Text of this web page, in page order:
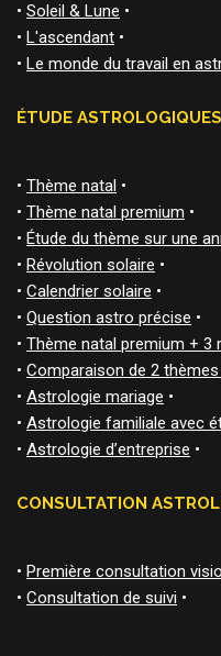
• Soleil & Lune •
• L'ascendant •
• Le monde du travail en
ÉTUDE ASTROLOGIQUES
• Thème natal •
• Thème natal premium •
• Étude du thème sur une
• Révolution solaire •
• Calendrier solaire •
• Question astro précise •
• Thème natal premium + 3
• Comparaison de 2
• Astrologie mariage •
• Astrologie familiale avec
• Astrologie d’entreprise •
CONSULTATION
• Première consultation visio
• Consultation de suivi •